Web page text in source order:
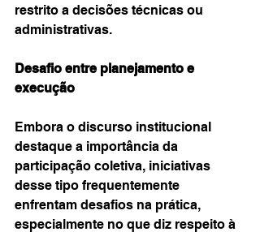
restrito a decisões técnicas ou
administrativas.
Desafio entre planejamento e
execução
Embora o discurso institucional
destaque a importância da
participação coletiva, iniciativas
desse tipo frequentemente
enfrentam desafios na prática,
especialmente no que diz respeito à